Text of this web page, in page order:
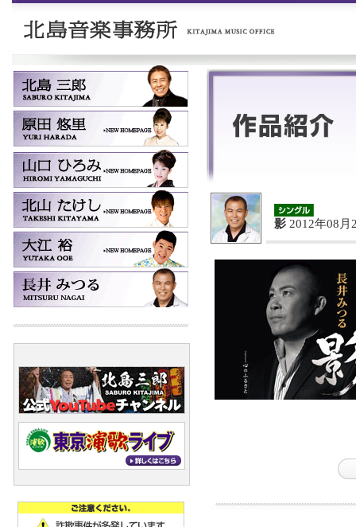
影 2012年08月